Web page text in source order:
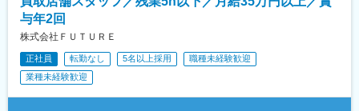
中野駅、谷塚駅、志村三丁目駅、南砂町駅、三河島駅、千駄木
駅、瑞江駅、木場駅(東京都)、相模大塚駅、上北台駅、大師橋駅、
込柳町駅、新座駅、麻布十番駅、平井駅(東京都)、一之江駅、赤土
小学校前駅、久我山駅、駒沢大学駅、本庄早稲田駅、東あずま
駅、根岸駅(神奈川県)、国会議事堂前駅、青山町駅、向原駅(東京
与年2回
株式会社ＦＵＴＵＲＥ
正社員 転勤なし 5名以上採用
職種未経験歓迎
業種未経験歓迎